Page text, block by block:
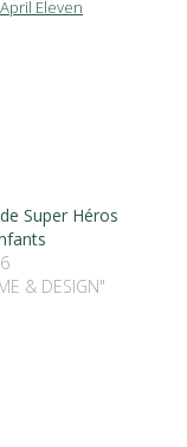
April Eleven
Super Héros
& DESIGN"